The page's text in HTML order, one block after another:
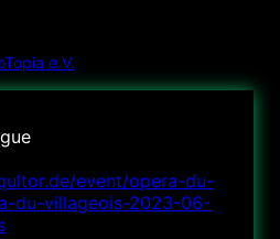
e.V.
event/opera-du-
du-villageois-2023-06-